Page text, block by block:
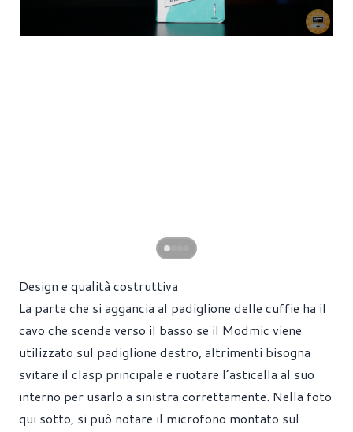
Design e qualità costruttiva
La parte che si aggancia al padiglione delle cuffie ha il
cavo che scende verso il basso se il Modmic viene
utilizzato sul padiglione destro, altrimenti bisogna
svitare il clasp principale e ruotare l’asticella al suo
interno per usarlo a sinistra correttamente. Nella foto
qui sotto, si può notare il microfono montato sul